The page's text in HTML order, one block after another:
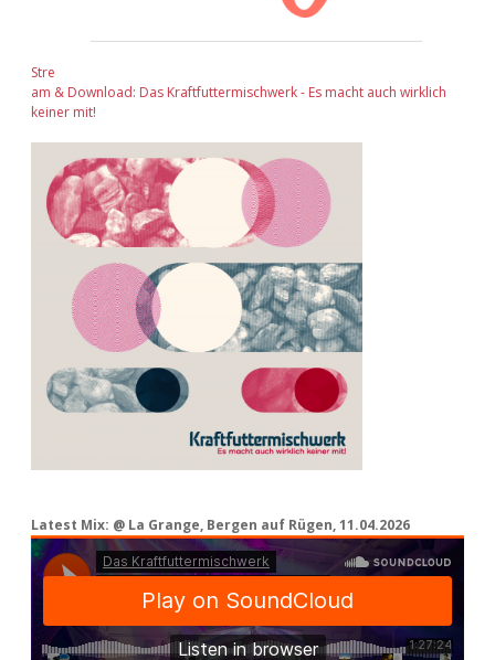
Stre
am & Download: Das Kraftfuttermischwerk - Es macht auch wirklich
keiner mit!
Latest Mix: @ La Grange, Bergen auf Rügen, 11.04.2026